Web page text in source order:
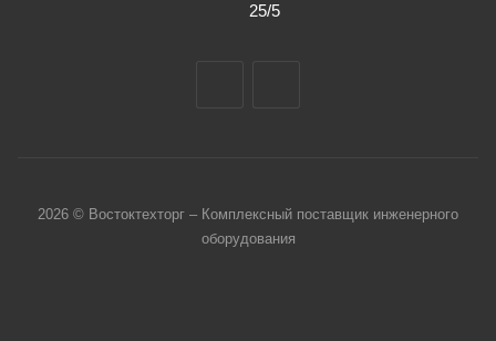
25/5
2026 © Востоктехторг – Комплексный поставщик инженерного
оборудования